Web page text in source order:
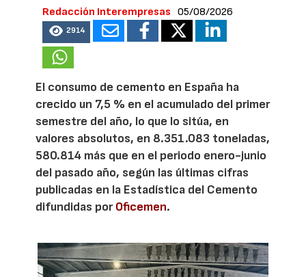
Redacción Interempresas 05/08/2026
2914
El consumo de cemento en España ha
crecido un 7,5 % en el acumulado del primer
semestre del año, lo que lo sitúa, en
valores absolutos, en 8.351.083 toneladas,
580.814 más que en el periodo enero-junio
del pasado año, según las últimas cifras
publicadas en la Estadística del Cemento
difundidas porOficemen.